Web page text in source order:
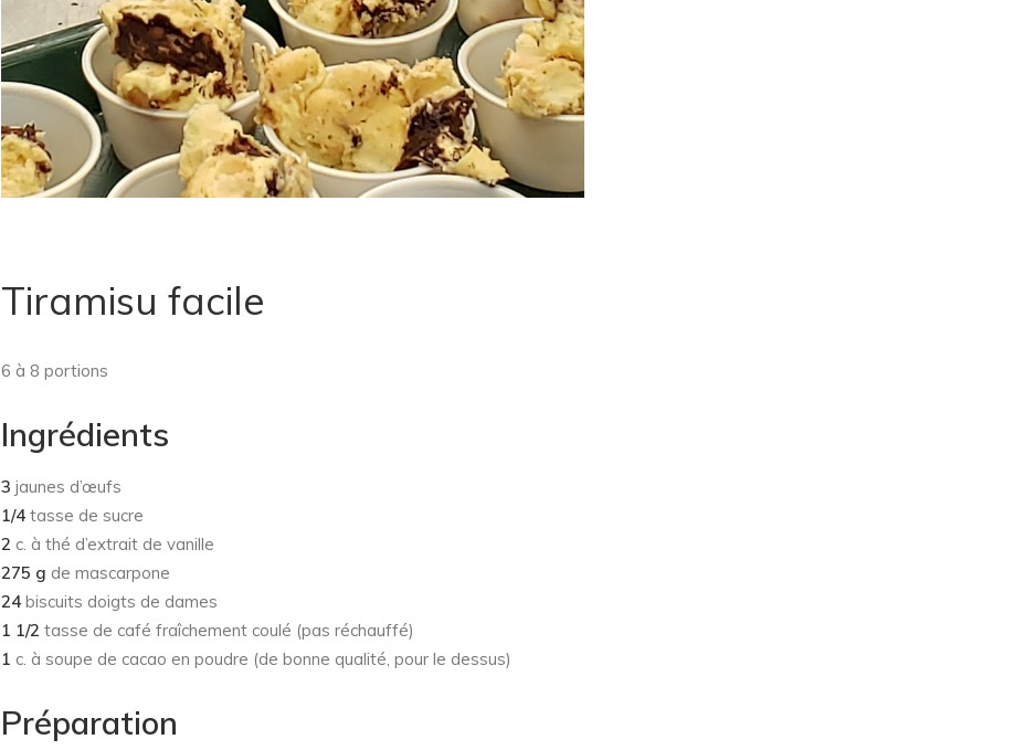
Tiramisu facile
6 à 8 portions
Ingrédients
3 jaunes d’œufs
1/4 tasse de sucre
2 c. à thé d’extrait de vanille
275 g de mascarpone
24 biscuits doigts de dames
1 1/2 tasse de café fraîchement coulé (pas réchauffé)
1 c. à soupe de cacao en poudre (de bonne qualité, pour le dessus)
Préparation